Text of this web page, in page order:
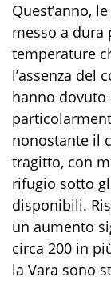
Quest’anno,
messo a dura
temperature
l’assenza del
hanno
nonostante il
tragitto, con
rifugio sotto
disponibili.
un aumento
circa 200 in
la Vara sono